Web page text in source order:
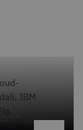
IBM